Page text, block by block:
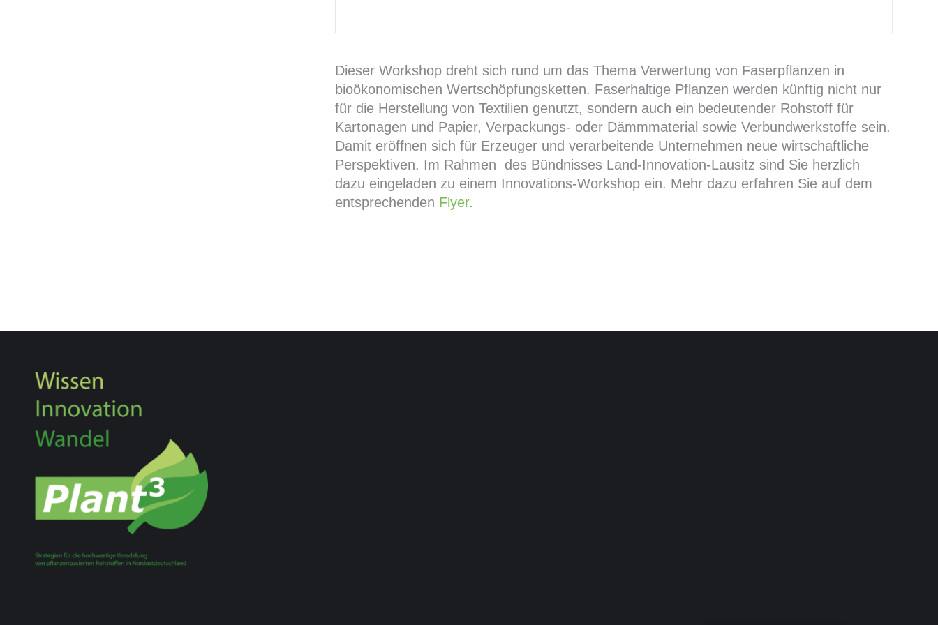
Dieser Workshop dreht sich rund um das Thema Verwertung von Faserpflanzen in
bioökonomischen Wertschöpfungsketten. Faserhaltige Pflanzen werden künftig nicht nur
für die Herstellung von Textilien genutzt, sondern auch ein bedeutender Rohstoff für
Kartonagen und Papier, Verpackungs- oder Dämmmaterial sowie Verbundwerkstoffe sein.
Damit eröffnen sich für Erzeuger und verarbeitende Unternehmen neue wirtschaftliche
Perspektiven. Im Rahmen des Bündnisses Land-Innovation-Lausitz sind Sie herzlich
dazu eingeladen zu einem Innovations-Workshop ein. Mehr dazu erfahren Sie auf dem
entsprechenden Flyer.